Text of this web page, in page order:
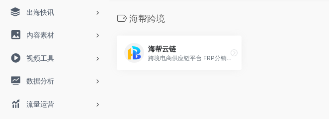
出海快讯
内容素材
视频工具
数据分析
流量运营
海帮跨境
海帮云链
跨境电商供应链平台 ERP分销集成系统